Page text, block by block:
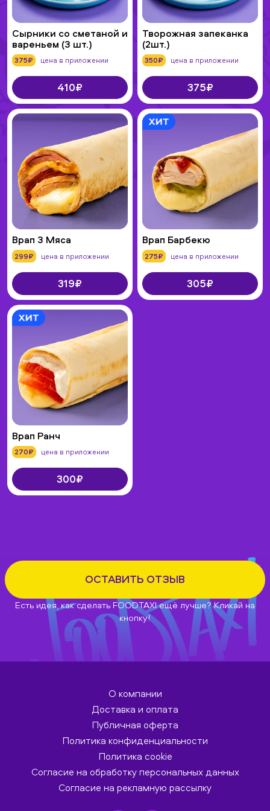
Сырники со сметаной и
вареньем (3 шт.)
375₽ цена в приложении
410₽
Творожная запеканка
(2шт.)
350₽ цена в приложении
375₽
Врап 3 Мяса
299₽ цена в приложении
319₽
Врап Барбекю
275₽ цена в приложении
305₽
Врап Ранч
270₽ цена в приложении
300₽
ОСТАВИТЬ ОТЗЫВ
Есть идея, как сделать FOODTAXI ещё лучше? Кликай на
кнопку!
О компании
Доставка и оплата
Публичная оферта
Политика конфиденциальности
Политика cookie
Согласие на обработку персональных данных
Согласие на рекламную рассылку